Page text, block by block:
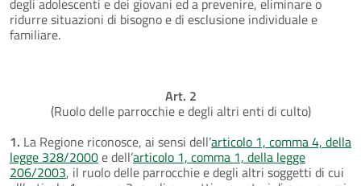
ridurre situazioni di bisogno e di esclusione individuale e
familiare.
Art. 2
(Ruolo delle parrocchie e degli altri enti di culto)
1. La Regione riconosce, ai sensi dell’articolo 1, comma 4, della
legge 328/2000e dell’articolo 1, comma 1, della legge
206/2003, il ruolo delle parrocchie e degli altri soggetti di cui